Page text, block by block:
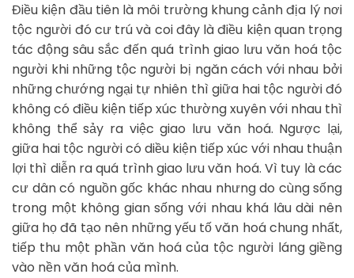
Điều kiện đầu tiên là môi trường khung cảnh địa lý nơi
tộc người đó cư trú và coi đây là điều kiện quan trọng
tác động sâu sắc đến quá trình giao lưu văn hoá tộc
người khi những tộc người bị ngăn cách với nhau bởi
những chướng ngại tự nhiên thì giữa hai tộc người đó
không có điều kiện tiếp xúc thường xuyên với nhau thì
không thể sảy ra việc giao lưu văn hoá. Ngược lại,
giữa hai tộc người có diều kiện tiếp xúc với nhau thuận
lợi thì diễn ra quá trình giao lưu văn hoá. Vì tuy là các
cư dân có nguồn gốc khác nhau nhưng do cùng sống
trong một không gian sống với nhau khá lâu dài nên
giữa họ đã tạo nên những yếu tố văn hoá chung nhất,
tiếp thu một phần văn hoá của tộc người láng giềng
vào nền văn hoá của mình.